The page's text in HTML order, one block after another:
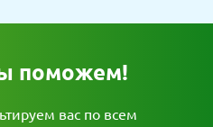
поможем!
вас по всем